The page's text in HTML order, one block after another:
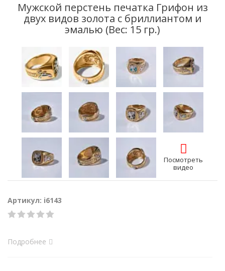
Мужской перстень печатка Грифон из
двух видов золота с бриллиантом и
эмалью (Вес: 15 гр.)
Посмотреть
видео
Артикул: i6143
Подробнее